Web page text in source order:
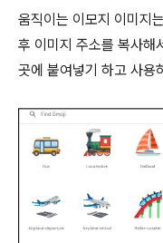
움직이는 이모지 이미지
후 이미지 주소를 복사해
곳에 붙여넣기 하고 사용